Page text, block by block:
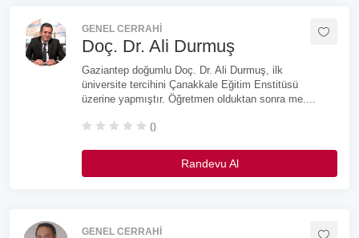
GENEL CERRAHI
Doç. Dr. Ali Durmuş
Gaziantep doğumlu Doç. Dr. Ali Durmuş, ilk
üniversite tercihini Çanakkale Eğitim Enstitüsü
üzerine yapmıştır. Öğretmen olduktan sonra me....
()
Randevu Al
GENEL CERRAHI